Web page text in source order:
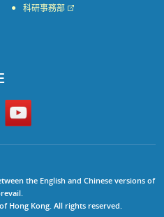
科研事務部
Go
to
HKU
the English and Chinese versions of
Hong Kong. All rights reserved.